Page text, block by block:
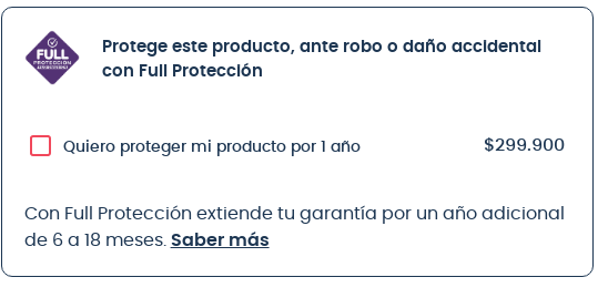
Protege este producto, ante robo o daño accidental
con Full Protección
Quiero proteger mi producto por 1 año $299.900
Con Full Protección extiende tu garantía por un año adicional
de 6 a 18 meses. Saber más